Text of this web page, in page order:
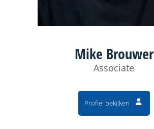
Mike Brouwer
Associate
Profiel bekijken